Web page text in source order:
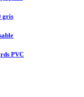
gris
PVC